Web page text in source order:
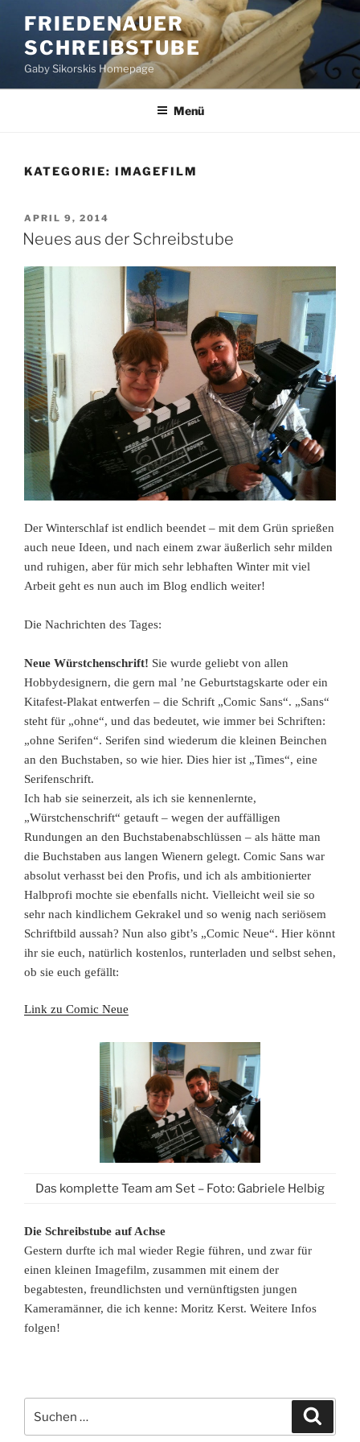
Inhalt
springen
FRIEDENAUER
SCHREIBSTUBE
Gaby Sikorskis Homepage
Menü
KATEGORIE: IMAGEFILM
VERÖFFENTLICHT
AM
APRIL 9, 2014
Neues aus der Schreibstube
Der Winterschlaf ist endlich beendet – mit dem Grün sprießen
auch neue Ideen, und nach einem zwar äußerlich sehr milden
und ruhigen, aber für mich sehr lebhaften Winter mit viel
Arbeit geht es nun auch im Blog endlich weiter!
Die Nachrichten des Tages:
Neue Würstchenschrift! Sie wurde geliebt von allen
Hobbydesignern, die gern mal ’ne Geburtstagskarte oder ein
Kitafest-Plakat entwerfen – die Schrift „Comic Sans“. „Sans“
steht für „ohne“, und das bedeutet, wie immer bei Schriften:
„ohne Serifen“. Serifen sind wiederum die kleinen Beinchen
an den Buchstaben, so wie hier. Dies hier ist „Times“, eine
Serifenschrift.
Ich hab sie seinerzeit, als ich sie kennenlernte,
„Würstchenschrift“ getauft – wegen der auffälligen
Rundungen an den Buchstabenabschlüssen – als hätte man
die Buchstaben aus langen Wienern gelegt. Comic Sans war
absolut verhasst bei den Profis, und ich als ambitionierter
Halbprofi mochte sie ebenfalls nicht. Vielleicht weil sie so
sehr nach kindlichem Gekrakel und so wenig nach seriösem
Schriftbild aussah? Nun also gibt’s „Comic Neue“. Hier könnt
ihr sie euch, natürlich kostenlos, runterladen und selbst sehen,
ob sie euch gefällt:
Link zu Comic Neue
Das komplette Team am Set – Foto: Gabriele Helbig
Die Schreibstube auf Achse
Gestern durfte ich mal wieder Regie führen, und zwar für
einen kleinen Imagefilm, zusammen mit einem der
begabtesten, freundlichsten und vernünftigsten jungen
Kameramänner, die ich kenne: Moritz Kerst. Weitere Infos
folgen!
nach: